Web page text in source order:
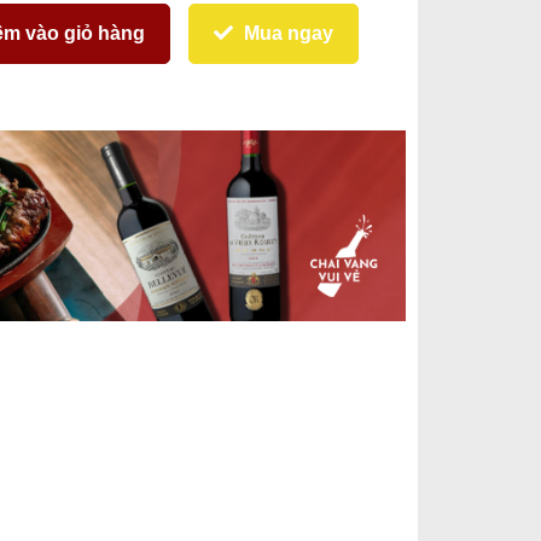
vào giỏ hàng Mua ngay